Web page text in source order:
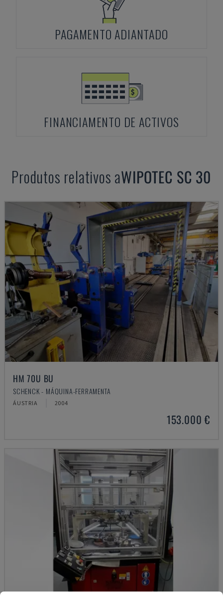
PAGAMENTO ADIANTADO
FINANCIAMENTO DE ACTIVOS
Produtos relativos aWIPOTEC SC 30
HM 70U BU
SCHENCK - MÁQUINA-FERRAMENTA
ÁUSTRIA 2004
153.000 €